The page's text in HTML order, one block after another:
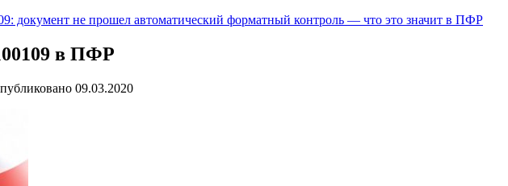
документ не прошел автоматический форматный контроль — что это значит в ПФР
в ПФР
09.03.2020